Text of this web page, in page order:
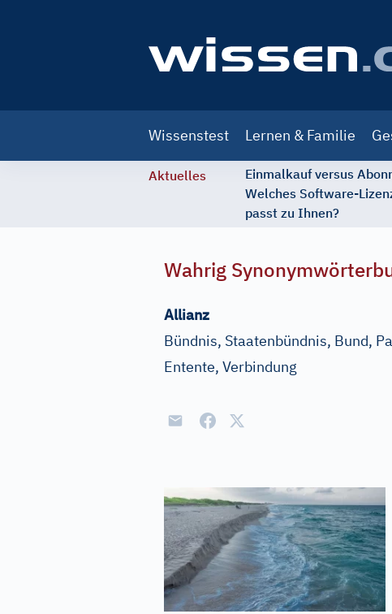
navigation
Wissenstest Lernen & Familie
Aktuelles
Einmalkauf versus
Welches Software-
passt zu Ihnen?
Wahrig
Allianz
Bündnis, Staatenbündnis, Bund,
Entente, Verbindung